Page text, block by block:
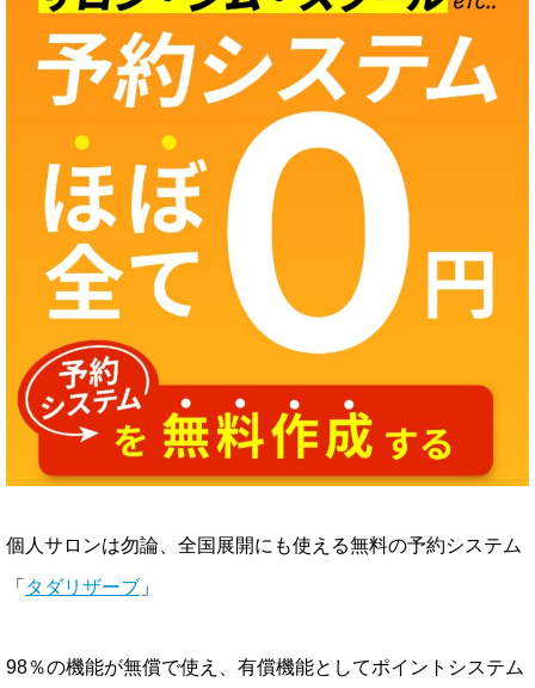
個人サロンは勿論、全国展開にも使える無料の予約システム
「 タダリザーブ 」
98％の機能が無償で使え、有償機能としてポイントシステム